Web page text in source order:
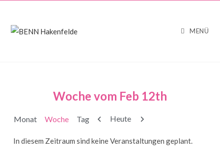
MENÜ
Woche vom Feb 12th
Monat Woche Tag Zurück
Heute Weiter
In diesem Zeitraum sind keine Veranstaltungen geplant.